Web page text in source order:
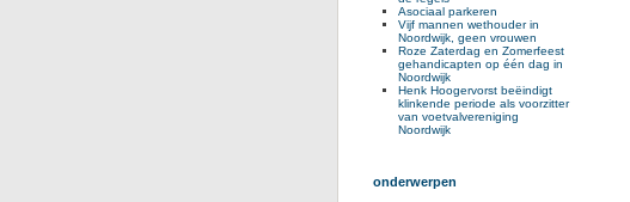
Asociaal parkeren
Vijf mannen wethouder in
Noordwijk, geen vrouwen
Roze Zaterdag en Zomerfeest
gehandicapten op één dag in
Noordwijk
Henk Hoogervorst beëindigt
klinkende periode als voorzitter
van voetvalvereniging
Noordwijk
onderwerpen